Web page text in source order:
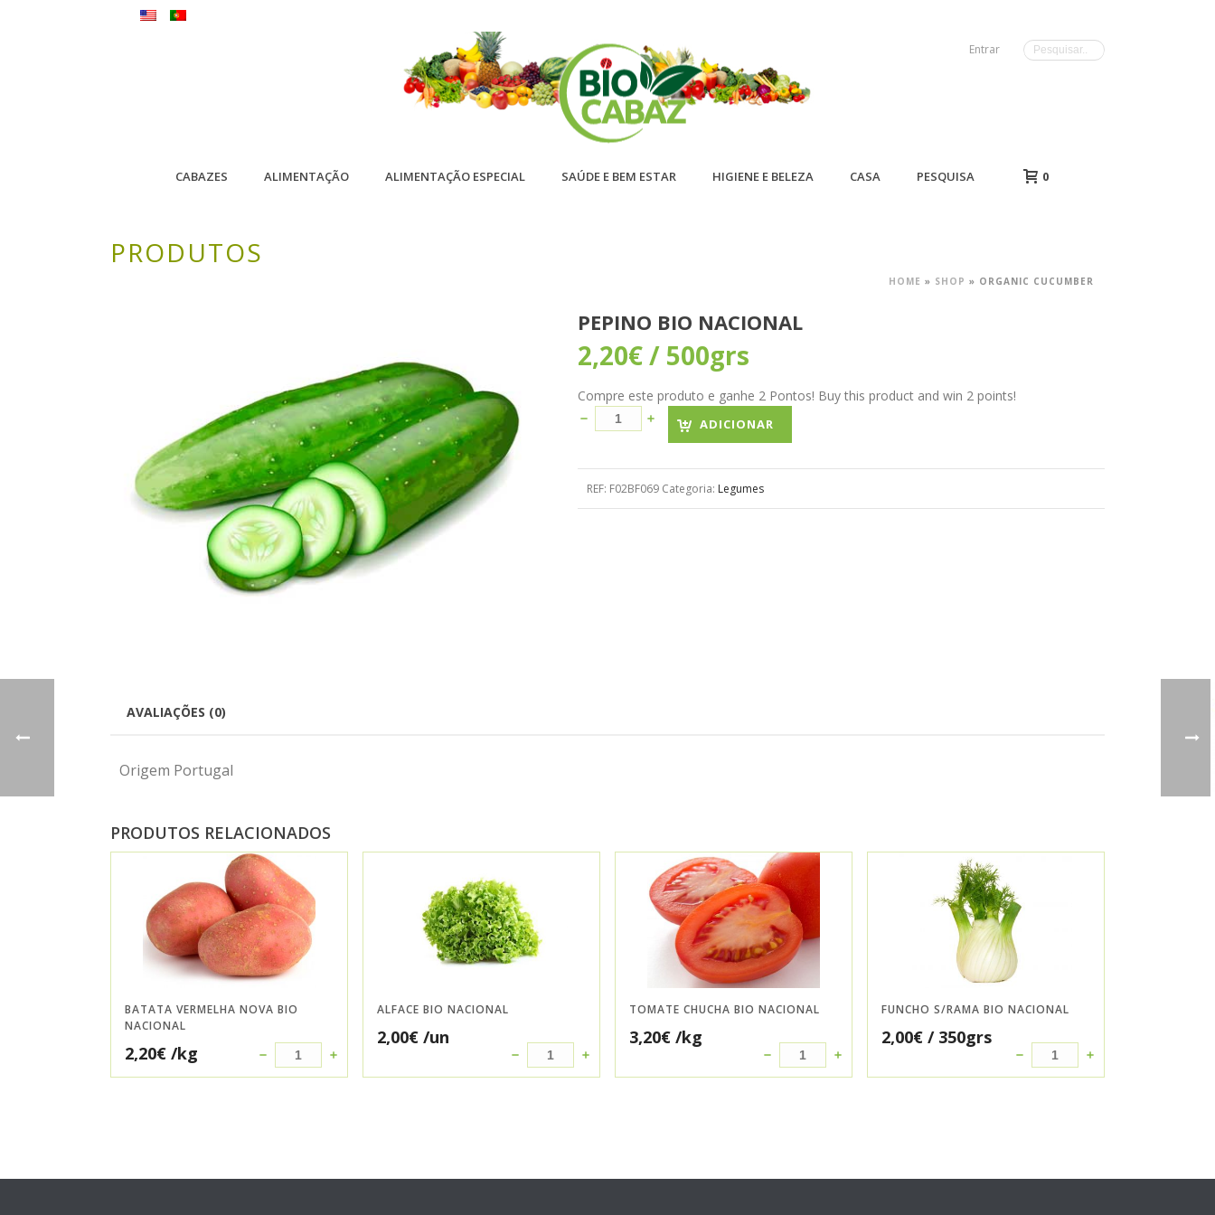
Entrar
CABAZES ALIMENTAÇÃO ALIMENTAÇÃO ESPECIAL SAÚDE E BEM ESTAR HIGIENE E BELEZA CASA PESQUISA 0
PRODUTOS
HOME » SHOP » ORGANIC CUCUMBER
PEPINO BIO NACIONAL
2,20€/ 500grs
Compre este produto e ganhe 2 Pontos! Buy this product and win 2 points!
ADICIONAR
REF: F02BF069 Categoria: Legumes
AVALIAÇÕES (0)
Origem Portugal
PRODUTOS RELACIONADOS
BATATA VERMELHA NOVA BIO
NACIONAL
2,20€ /kg
ALFACE BIO NACIONAL
2,00€ /un
TOMATE CHUCHA BIO NACIONAL
3,20€ /kg
FUNCHO S/RAMA BIO NACIONAL
2,00€ / 350grs